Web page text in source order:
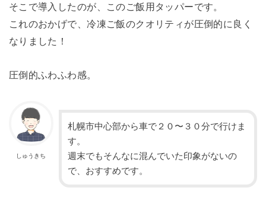
そこで導入したのが、このご飯用タッパーです。
これのおかげで、冷凍ご飯のクオリティが圧倒的に良く
なりました！
圧倒的ふわふわ感。
しゅうきち
札幌市中心部から車で２０〜３０分で行けま
す。
週末でもそんなに混んでいた印象がないの
で、おすすめです。